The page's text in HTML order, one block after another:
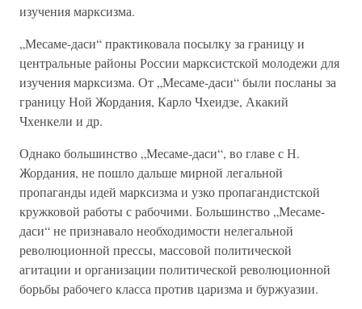
изучения марксизма.
„Месаме-даси“ практиковала посылку за границу и
центральные районы России марксистской молодежи для
изучения марксизма. От „Месаме-даси“ были посланы за
границу Ной Жордания, Карло Чхеидзе, Акакий
Чхенкели и др.
Однако большинство „Месаме-даси“, во главе с Н.
Жордания, не пошло дальше мирной легальной
пропаганды идей марксизма и узко пропагандистской
кружковой работы с рабочими. Большинство „Месаме-
даси“ не признавало необходимости нелегальной
революционной прессы, массовой политической
агитации и организации политической революционной
борьбы рабочего класса против царизма и буржуазии.